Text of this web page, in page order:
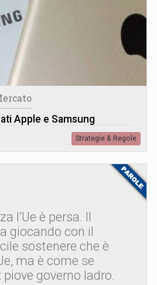
Apple e Samsung
Strategie & Regole
l’Ue è persa. Il
giocando con il
sostenere che è
ma è come se
governo ladro.